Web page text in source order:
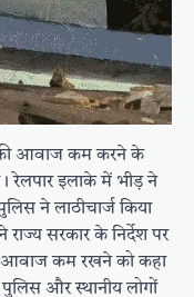
आवाज कम करने के
रेलपार इलाके में भीड़ ने
ने लाठीचार्ज किया
सरकार के निर्देश पर
आवाज कम रखने को कहा
और स्थानीय लोगों